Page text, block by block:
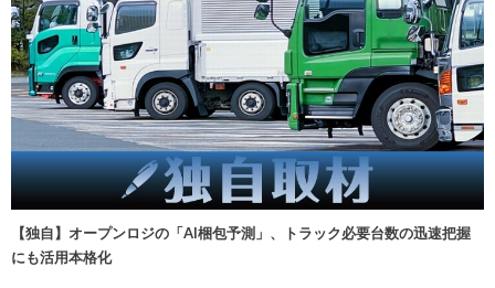
【独自】オープンロジの「AI梱包予測」、トラック必要台数の迅速把握
にも活用本格化